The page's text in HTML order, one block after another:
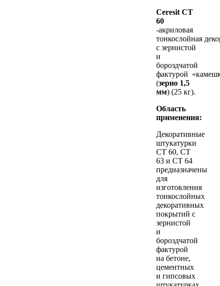
Ceresit CT
60
-акриловая
тонкослойная
с зернистой
и
бороздчатой
фактурой
(зерно 1,5
мм) (25 кг).
Область
применения:
Декоративные
штукатурки
CT 60, CT
63 и CT 64
предназначены
для
изготовления
тонкослойных
декоративных
покрытий с
зернистой
и
бороздчатой
фактурой
на бетоне,
цементных
и гипсовых